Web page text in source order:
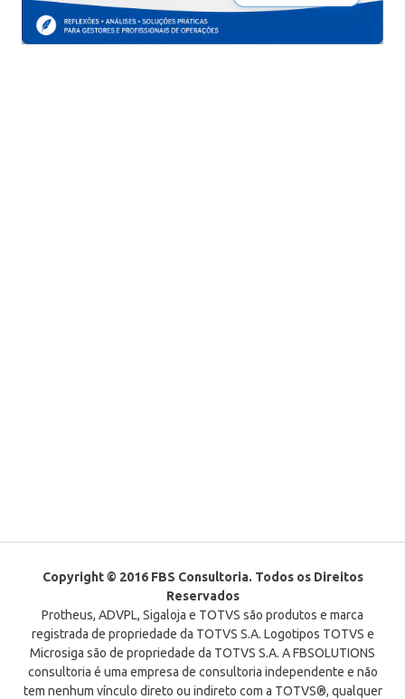
Copyright © 2016 FBS Consultoria. Todos os Direitos
Reservados
Protheus, ADVPL, Sigaloja e TOTVS são produtos e marca
registrada de propriedade da TOTVS S.A. Logotipos TOTVS e
Microsiga são de propriedade da TOTVS S.A. A FBSOLUTIONS
consultoria é uma empresa de consultoria independente e não
tem nenhum vínculo direto ou indireto com a TOTVS®, qualquer